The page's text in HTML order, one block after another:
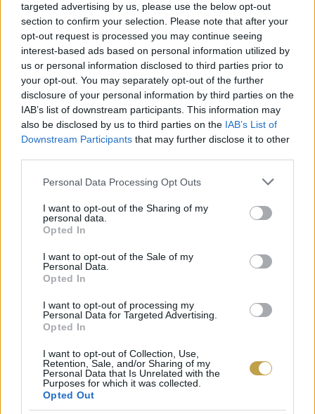
targeted advertising by us, please use the below opt-out
section to confirm your selection. Please note that after your
opt-out request is processed you may continue seeing
interest-based ads based on personal information utilized by
us or personal information disclosed to third parties prior to
your opt-out. You may separately opt-out of the further
disclosure of your personal information by third parties on the
IAB’s list of downstream participants. This information may
also be disclosed by us to third parties on the IAB’s List of
Downstream Participants that may further disclose it to other
Please note that this website/app uses one or more Google
not limited to your visit or usage behaviour. You may click to
grant or deny consent to Google and its third-party tags to
use your data for below specified purposes in below Google
consent section.
Personal Data Processing Opt Outs
I want to opt-out of the Sharing of my
personal data.
Opted In
I want to opt-out of the Sale of my
Personal Data.
Opted In
I want to opt-out of processing my
Personal Data for Targeted Advertising.
Opted In
I want to opt-out of Collection, Use,
Retention, Sale, and/or Sharing of my
Personal Data that Is Unrelated with the
Purposes for which it was collected.
Opted Out
legizgalmasabb rész az interaktív kerekasztal-
beszélgetés sem. Érdemes lesz bekapcsolódni
Hernyák Tamás(Hernyák Birtok),Lippai
Mihály (Virtu Étterem), Dr. Molnár
Péter(Tokaji Borvidék Hegyközségi Tanácsa) és
Rozsnyói Krisztián (Fine Brands Company)
magyar eredetvédett pezsgők jövőjét kutató
vitájába.
a Budapest szőlőskertjében, az etyeki szőlős
környezetben tartott fantasztikus kóstolókat
ígérőPezsgőünnep és Open Bar.
Az érdeklődők
számos jegytípus közül választhatnak
lecsapni az utolsó helyekre! A részletes program
konferencia weblapjánböngészhető.
A szervezők a programváltoztatás jogát
fenntartják!